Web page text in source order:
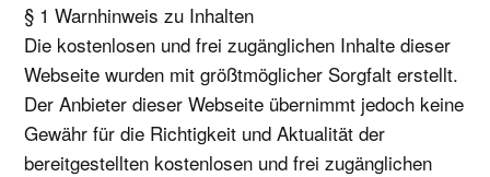
§ 1 Warnhinweis zu Inhalten
Die kostenlosen und frei zugänglichen Inhalte dieser
Webseite wurden mit größtmöglicher Sorgfalt erstellt.
Der Anbieter dieser Webseite übernimmt jedoch keine
Gewähr für die Richtigkeit und Aktualität der
bereitgestellten kostenlosen und frei zugänglichen